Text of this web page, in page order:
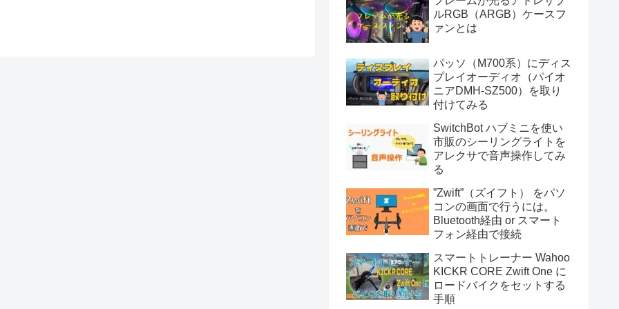
ルRGB（ARGB）ケースフ
ァンとは
パッソ（M700系）にディス
プレイオーディオ（パイオ
ニアDMH-SZ500）を取り
付けてみる
SwitchBot ハブミニを使い
市販のシーリングライトを
アレクサで音声操作してみ
る
”Zwift”（ズイフト） をパソ
コンの画面で行うには。
Bluetooth経由 or スマート
フォン経由で接続
スマートトレーナー Wahoo
KICKR CORE Zwift One に
ロードバイクをセットする
手順